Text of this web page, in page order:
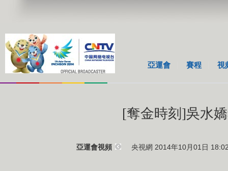
亞運會 賽程 視
[奪金時刻]吳水
亞運會視頻 央視網 2014年10月01日